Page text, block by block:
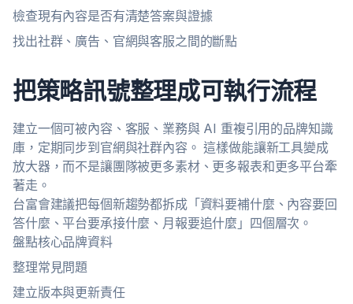
檢查現有內容是否有清楚答案與證據
找出社群、廣告、官網與客服之間的斷點
把策略訊號整理成可執行流程
建立一個可被內容、客服、業務與 AI 重複引用的品牌知識
庫，定期同步到官網與社群內容。 這樣做能讓新工具變成
放大器，而不是讓團隊被更多素材、更多報表和更多平台牽
著走。
台富會建議把每個新趨勢都拆成「資料要補什麼、內容要回
答什麼、平台要承接什麼、月報要追什麼」四個層次。
盤點核心品牌資料
整理常見問題
建立版本與更新責任